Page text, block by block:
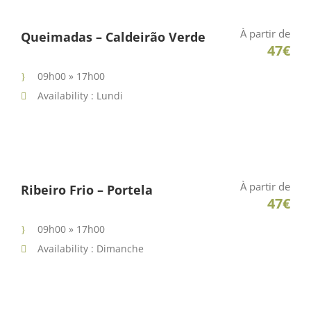
Queimadas – Caldeirão Verde À partir de
47€
09h00 » 17h00
Availability : Lundi
Ribeiro Frio – Portela À partir de
47€
09h00 » 17h00
Availability : Dimanche